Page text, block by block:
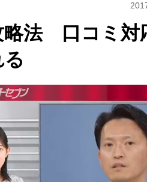
法 口コミ対